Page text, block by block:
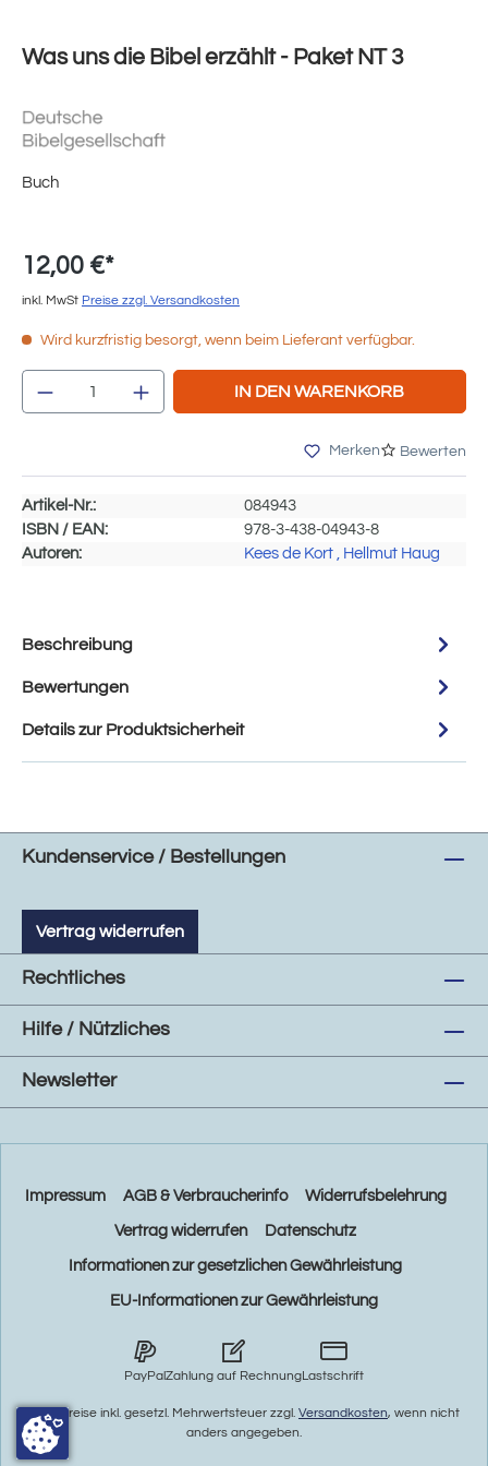
Was uns die Bibel erzählt - Paket NT 3
Buch
12,00 €*
inkl. MwSt Preise zzgl. Versandkosten
Wird kurzfristig besorgt, wenn beim Lieferant verfügbar.
Produkt Anzahl: Gib den gewünschten
IN DEN WARENKORB
Merken Bewerten
Artikel-Nr.:
084943
ISBN / EAN:
978-3-438-04943-8
Autoren:
Kees de Kort , Hellmut Haug
Beschreibung
Bewertungen
Details zur Produktsicherheit
Kundenservice / Bestellungen
Vertrag widerrufen
Rechtliches
Hilfe / Nützliches
Newsletter
Impressum AGB & Verbraucherinfo Widerrufsbelehrung
Vertrag widerrufen Datenschutz
Informationen zur gesetzlichen Gewährleistung
EU-Informationen zur Gewährleistung
PayPalZahlung auf RechnungLastschrift
* Alle Preise inkl. gesetzl. Mehrwertsteuer zzgl. Versandkosten, wenn nicht
anders angegeben.